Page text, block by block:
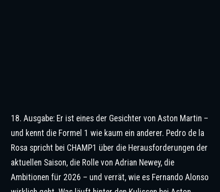
18. Ausgabe: Er ist eines der Gesichter von Aston Martin –
und kennt die Formel 1 wie kaum ein anderer. Pedro de la
Rosa spricht bei CHAMP1 über die Herausforderungen der
aktuellen Saison, die Rolle von Adrian Newey, die
Ambitionen für 2026 – und verrät, wie es Fernando Alonso